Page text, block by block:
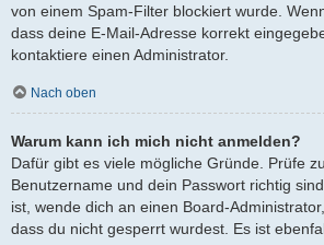
von einem Spam-Filter blockiert wurde.
dass deine E-Mail-Adresse korrekt
kontaktiere einen Administrator.
Nach oben
Warum kann ich mich nicht anmelden?
Dafür gibt es viele mögliche Gründe. Prüfe
Benutzername und dein Passwort richtig
ist, wende dich an einen Board-
dass du nicht gesperrt wurdest. Es ist